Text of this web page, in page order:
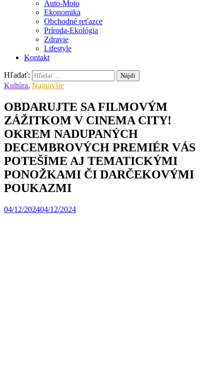
Auto-Moto
Ekonomika
Obchodné reťazce
Príroda-Ekológia
Zdravie
Lifestyle
Kontakt
Hľadať:
Kultúra, Najnovšie
OBDARUJTE SA FILMOVÝM
ZÁŽITKOM V CINEMA CITY!
OKREM NADUPANÝCH
DECEMBROVÝCH PREMIÉR VÁS
POTEŠÍME AJ TEMATICKÝMI
PONOŽKAMI ČI DARČEKOVÝMI
POUKAZMI
04/12/202404/12/2024